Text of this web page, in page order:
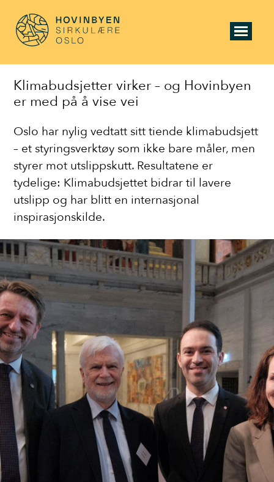
Klimabudsjetter virker – og Hovinbyen
er med på å vise vei
Oslo har nylig vedtatt sitt tiende klimabudsjett
– et styringsverktøy som ikke bare måler, men
styrer mot utslippskutt. Resultatene er
tydelige: Klimabudsjettet bidrar til lavere
utslipp og har blitt en internasjonal
inspirasjonskilde.